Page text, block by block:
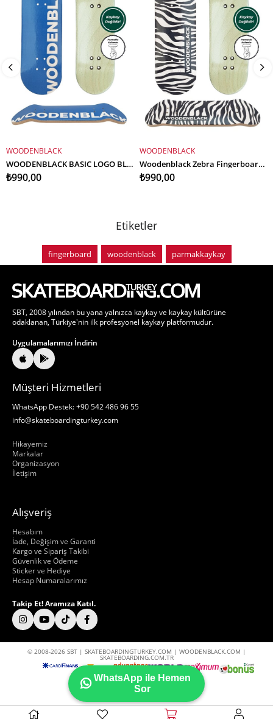
SEPETE EKLE
WOODENBLACK
WOODENBLACK BASIC LOGO BLUE FINGERBOARD DECK
₺990,00
SEPETE EKLE
WOODENBLACK
Woodenblack Zebra Fingerboard Deck
₺990,00
Etiketler
fingerboard woodenblack parmakkaykay
SBT, 2008 yılından bu yana yalnızca kaykay ve kaykay kültürüne
odaklanan, Türkiye'nin ilk profesyonel kaykay platformudur.
Uygulamalarımızı İndirin
Müşteri Hizmetleri
WhatsApp Destek: +90 542 486 96 55
info@skateboardingturkey.com
Hikayemiz
Markalar
Organizasyon
İletişim
Alışveriş
Hakkımızda
Hesabım
İade, Değişim ve Garanti
Kargo ve Sipariş Takibi
Güvenlik ve Ödeme
Sticker ve Hediye
Hesap Numaralarımız
Takip Et! Aramıza Katıl.
© 2008-2026 SBT | SKATEBOARDINGTURKEY.COM | WOODENBLACK.COM |
SKATEBOARDING.COM.TR
WhatsApp ile Hemen
Sor